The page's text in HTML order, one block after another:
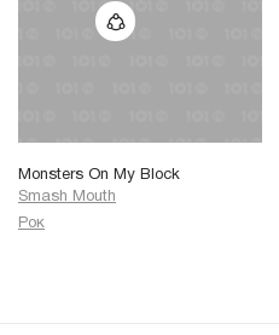
Monsters On My Block
Smash Mouth
Рок